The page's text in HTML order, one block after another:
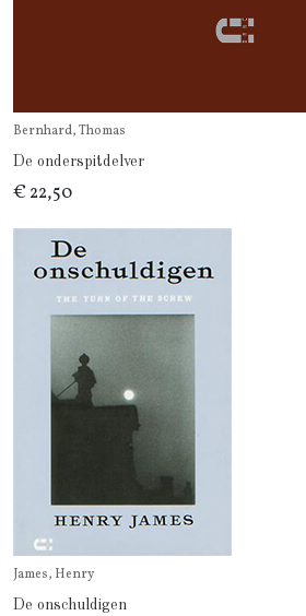
Bernhard, Thomas
De onderspitdelver
€ 22,50
James, Henry
De onschuldigen